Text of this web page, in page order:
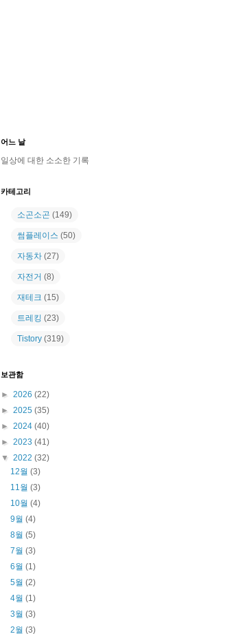
어느 날
일상에 대한 소소한 기록
카테고리
소곤소곤 (149)
썸플레이스 (50)
자동차 (27)
자전거 (8)
재테크 (15)
트레킹 (23)
Tistory (319)
보관함
► 2026 (22)
► 2025 (35)
► 2024 (40)
► 2023 (41)
▼ 2022 (32)
12월(3)
11월(3)
10월(4)
9월(4)
8월(5)
7월(3)
6월(1)
5월(2)
4월(1)
3월(3)
2월(3)